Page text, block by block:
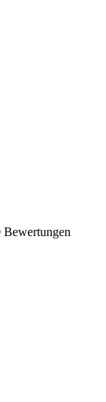
Bewertungen